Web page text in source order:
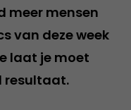
meer mensen
van deze week
laat je moet
resultaat.